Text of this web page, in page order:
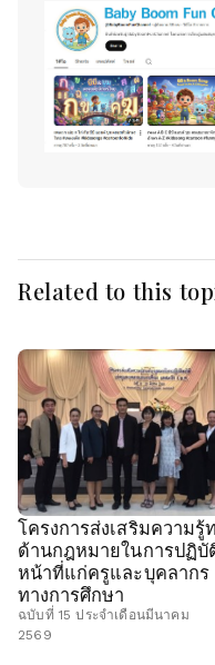
Related to this
โครงการส่งเสริมความรู้
ด้านกฎหมายในการปฏิบั
หน้าที่แก่ครูและบุคลากร
ทางการศึกษา
ฉบับที่ 15 ประจำเดือนมีนาคม
2569